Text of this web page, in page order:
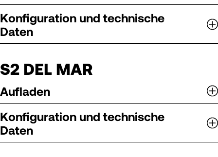
Konfiguration und technische
Daten
S2 DEL MAR
Aufladen
Konfiguration und technische
Daten